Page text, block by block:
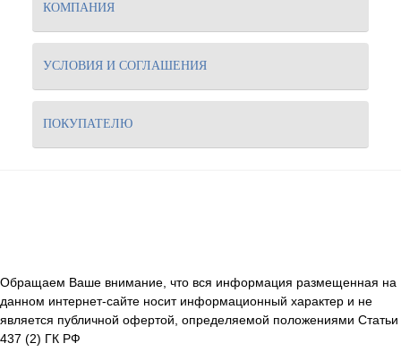
КОМПАНИЯ
УСЛОВИЯ И СОГЛАШЕНИЯ
ПОКУПАТЕЛЮ
Обращаем Ваше внимание, что вся информация размещенная на
данном интернет-сайте носит информационный характер и не
является публичной офертой, определяемой положениями Статьи
437 (2) ГК РФ